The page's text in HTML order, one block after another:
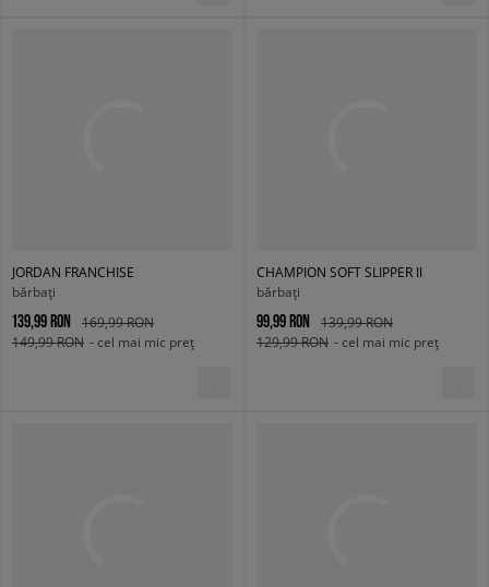
JORDAN FRANCHISE
bărbați
139,99 RON
169,99 RON
149,99 RON - cel mai mic preț
CHAMPION SOFT SLIPPER II
bărbați
99,99 RON
139,99 RON
129,99 RON - cel mai mic preț